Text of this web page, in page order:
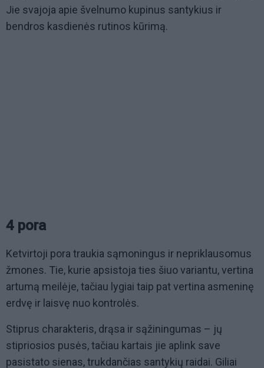
Jie svajoja apie švelnumo kupinus santykius ir
bendros kasdienės rutinos kūrimą.
4 pora
Ketvirtoji pora traukia sąmoningus ir nepriklausomus
žmones. Tie, kurie apsistoja ties šiuo variantu, vertina
artumą meilėje, tačiau lygiai taip pat vertina asmeninę
erdvę ir laisvę nuo kontrolės.
Stiprus charakteris, drąsa ir sąžiningumas – jų
stipriosios pusės, tačiau kartais jie aplink save
pasistato sienas, trukdančias santykių raidai. Giliai